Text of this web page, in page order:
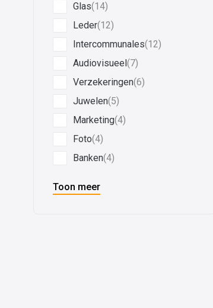
Glas(14)
Leder(12)
Intercommunales(12)
Audiovisueel(7)
Verzekeringen(6)
Juwelen(5)
Marketing(4)
Foto(4)
Banken(4)
Toon meer